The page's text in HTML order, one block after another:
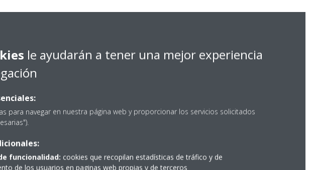
PIDE PRESUPUESTO
le ayudarán a tener una mejor experiencia
para navegar en nuestra página web y proporcionar los servicios solicitados
funcionalidad: cookies que recopilan estadísticas de tráfico y de
de los usuarios en paginas web propias y de terceros